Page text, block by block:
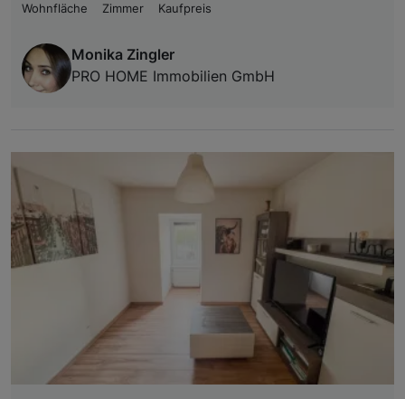
Wohnfläche
Zimmer Kaufpreis
Monika Zingler
PRO HOME Immobilien GmbH